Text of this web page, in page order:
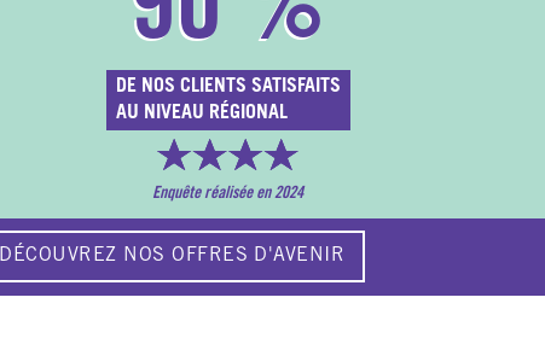
DE NOS CLIENTS SATISFAITS
AU NIVEAU RÉGIONAL
Enquête réalisée en 2024
DÉCOUVREZ NOS OFFRES D'AVENIR